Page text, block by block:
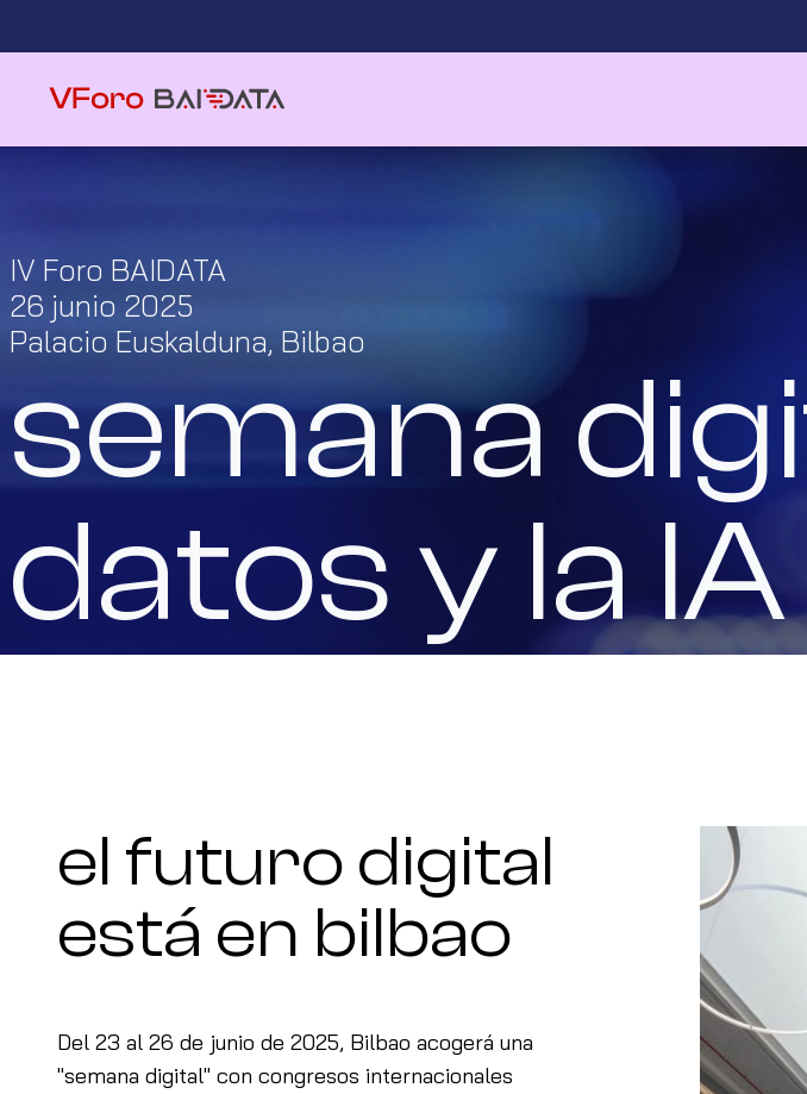
IV Foro BAIDATA
26 junio 2025
Palacio Euskalduna, Bilbao
semana
datos y la IA
el futuro digital
está en bilbao
Del 23 al 26 de junio de 2025, Bilbao acogerá una
"semana digital" con congresos internacionales